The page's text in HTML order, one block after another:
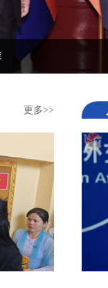
更多>>